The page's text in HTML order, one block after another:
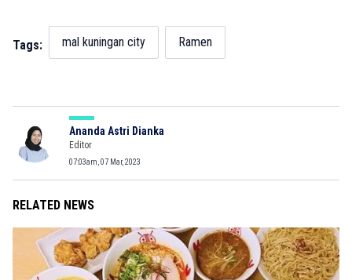
Tags: mal kuningan city Ramen
Ananda Astri Dianka
Editor
07:03am, 07 Mar, 2023
RELATED NEWS